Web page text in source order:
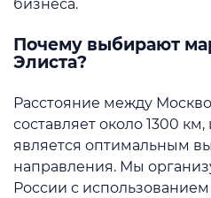
бизнеса.
Почему выбирают
Элиста?
Расстояние между
составляет около 1300
является оптимальным
направления. Мы
России с